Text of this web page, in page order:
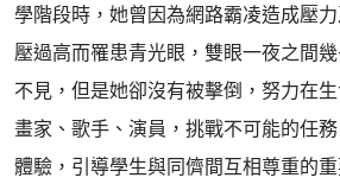
學階段時，她曾因為網路霸凌造成壓
壓過高而罹患青光眼，雙眼一夜之間
不見，但是她卻沒有被擊倒，努力在
畫家、歌手、演員，挑戰不可能的任
體驗，引導學生與同儕間互相尊重的